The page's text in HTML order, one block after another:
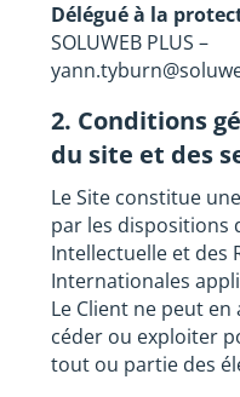
Délégué à la
SOLUWEB PLUS –
2. Conditions
du site et des
Le Site constitue
par les dispositions
Intellectuelle et des
Internationales
Le Client ne peut
céder ou exploiter
tout ou partie des